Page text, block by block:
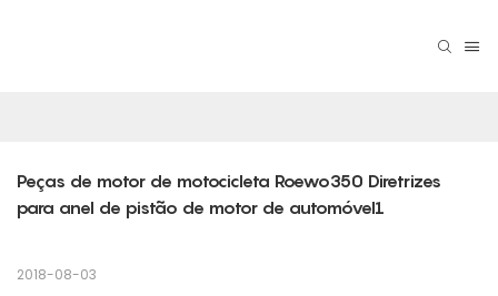
Peças de motor de motocicleta Roewo350 Diretrizes
para anel de pistão de motor de automóvel1
2018-08-03